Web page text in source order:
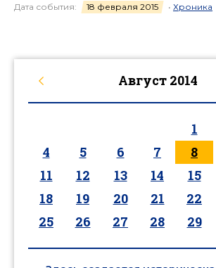
Дата события: 18 февраля 2015 • Хроника
Август 2014
1
4
5 6 7 8
11
12 13 14 15
18
19 20 21 22
25
26 27 28 29